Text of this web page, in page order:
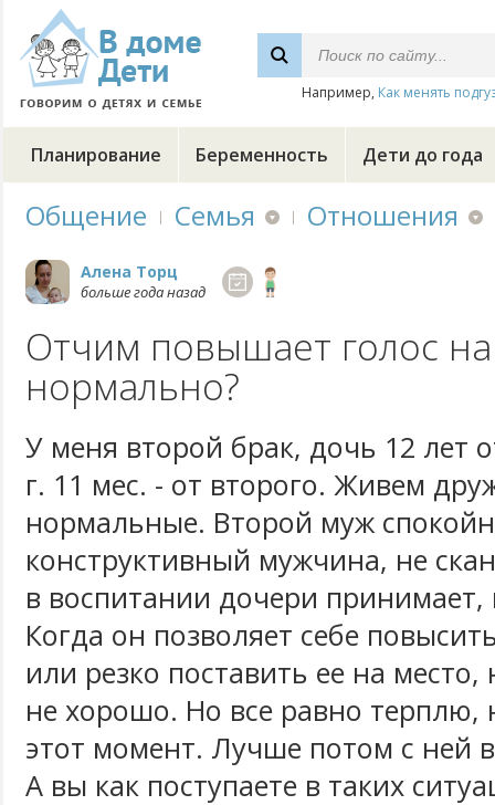
Например, Как менять
Планирование Беременность Дети до года
Общение Семья Отношения
Алена Торц
больше года назад
Отчим повышает голос
нормально?
У меня второй брак, дочь 12 лет
г. 11 мес. - от второго. Живем
нормальные. Второй муж
конструктивный мужчина, не
в воспитании дочери принимает,
Когда он позволяет себе
или резко поставить ее на
не хорошо. Но все равно
этот момент. Лучше потом с ней
А вы как поступаете в таких